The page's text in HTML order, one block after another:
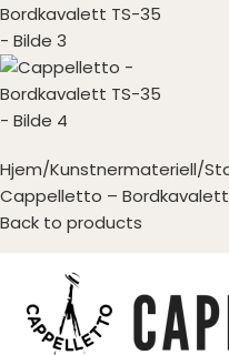
Hjem Kunstnermateriell
Cappelletto –
Back to products